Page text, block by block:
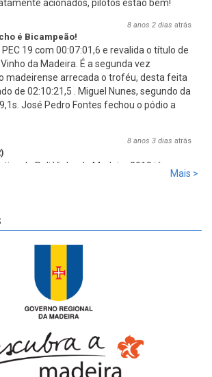
acionados, pilotos estão bem!
8 anos 2 dias atrás
é Bicampeão!
19 com 00:07:01,6 e revalida o título de
da Madeira. É a segunda vez
madeirense arrecada o troféu, desta feita
de 02:10:21,5 . Miguel Nunes, segundo da
José Pedro Fontes fechou o pódio a
8 anos 3 dias atrás
do Rali Vinho da Madeira 2018 já
Mais >